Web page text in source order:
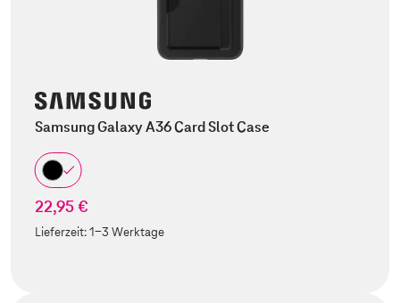
Samsung Galaxy A36 Card Slot Case
22,95 €
Lieferzeit:1-3 Werktage